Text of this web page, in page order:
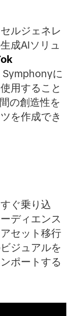
ルジェネレ
成AIソリュ
Symphonyに
用すること
の創造性を
を作成でき
ぐ乗り込
ディエンス
セット移行
ジュアルを
ポートする